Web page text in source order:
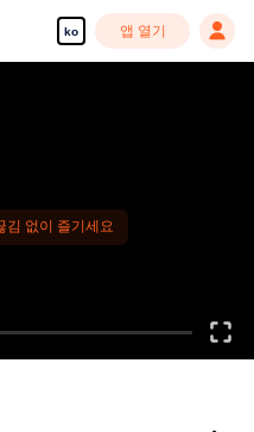
ko 앱 열기
김 없이 즐기세요